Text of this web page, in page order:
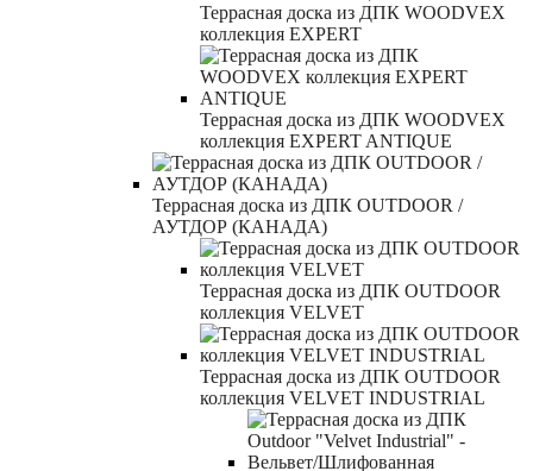
Террасная доска из ДПК WOODVEX
коллекция EXPERT
Террасная доска из ДПК WOODVEX
коллекция EXPERT ANTIQUE
Террасная доска из ДПК OUTDOOR /
АУТДОР (КАНАДА)
Террасная доска из ДПК OUTDOOR
коллекция VELVET
Террасная доска из ДПК OUTDOOR
коллекция VELVET INDUSTRIAL